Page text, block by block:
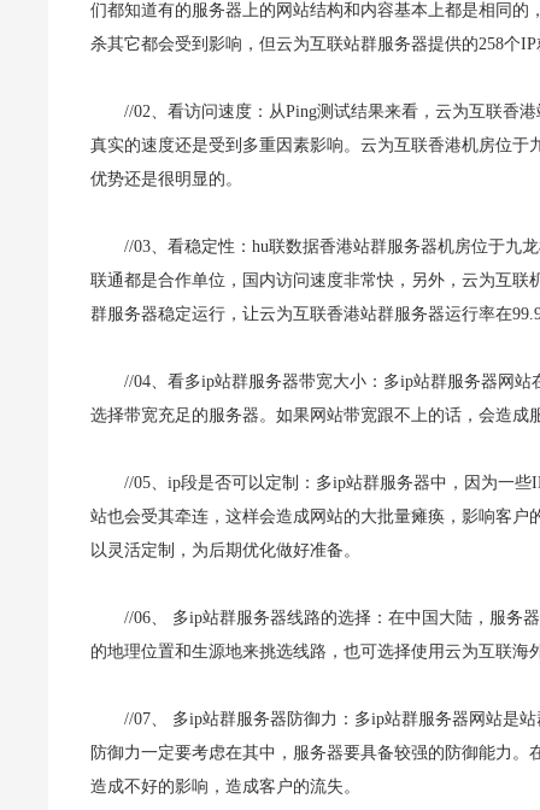
们都知道有的服务器上的网站结构和内容基本上都是相同
杀其它都会受到影响，但云为互联站群服务器提供的258个
//02、看访问速度：从Ping测试结果来看，云为互联香
真实的速度还是受到多重因素影响。云为互联香港机房位
优势还是很明显的。
//03、看稳定性：hu联数据香港站群服务器机房位于九
联通都是合作单位，国内访问速度非常快，另外，云为互
群服务器稳定运行，让云为互联香港站群服务器运行率在
//04、看多ip站群服务器带宽大小：多ip站群服务器网
选择带宽充足的服务器。如果网站带宽跟不上的话，会造成
//05、ip段是否可以定制： 多ip站群服务器中，因为一些
站也会受其牵连，这样会造成网站的大批量瘫痪，影响客
以灵活定制，为后期优化做好准备。
//06、 多ip站群服务器线路的选择：在中国大陆，服务
的地理位置和生源地来挑选线路，也可选择使用云为互联
//07、 多ip站群服务器防御力：多ip站群服务器网站是
防御力一定要考虑在其中，服务器要具备较强的防御能力
造成不好的影响，造成客户的流失。